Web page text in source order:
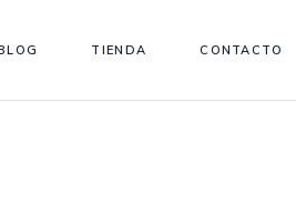
TIENDA CONTACTO